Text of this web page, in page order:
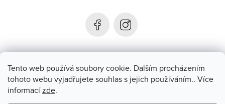
Tento web používá soubory cookie. Dalším procházením
tohoto webu vyjadřujete souhlas s jejich používáním.. Více
informacízde.
Bagin.cz
Instagram